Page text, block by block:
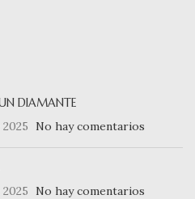
DIAMANTE
No hay comentarios
No hay comentarios